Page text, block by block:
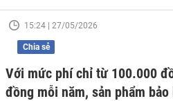
15:24 | 27/05/2026
Chia sẻ
Với mức phí chỉ từ 100.000
đồng mỗi năm, sản phẩm